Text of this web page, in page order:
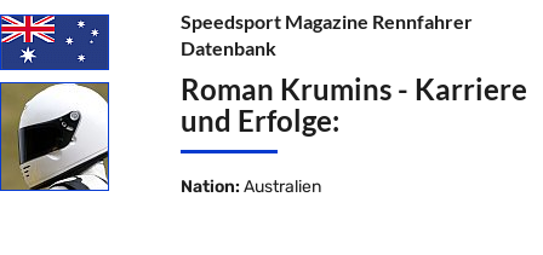
Speedsport Magazine Rennfahrer
Datenbank
Roman Krumins - Karriere
und Erfolge:
Nation: Australien